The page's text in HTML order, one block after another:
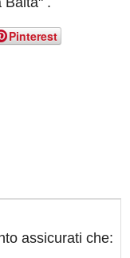
Pinterest
assicurati che: